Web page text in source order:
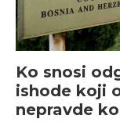
Ko snosi
ishode koji
nepravde